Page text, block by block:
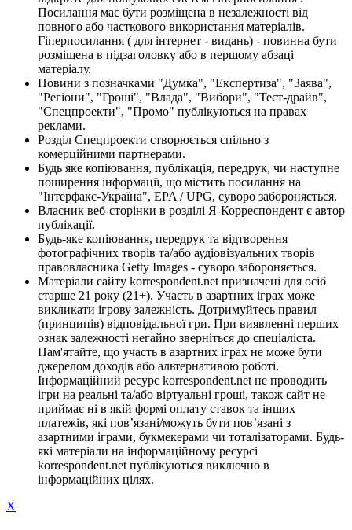
Посилання має бути розміщена в незалежності від
повного або часткового використання матеріалів.
Гіперпосилання ( для інтернет - видань) - повинна бути
розміщена в підзаголовку або в першому абзаці
матеріалу.
Новини з позначками "Думка", "Експертиза", "Заява",
"Регіони", "Гроші", "Влада", "Вибори", "Тест-драйв",
"Спецпроекти", "Промо" публікуються на правах
реклами.
Розділ Спецпроекти створюється спільно з
комерційними партнерами.
Будь яке копіювання, публікація, передрук, чи наступне
поширення інформації, що містить посилання на
"Інтерфакс-Україна", EPA / UPG, суворо забороняється.
Власник веб-сторінки в розділі Я-Корреспондент є автор
публікації.
Будь-яке копіювання, передрук та відтворення
фотографічних творів та/або аудіовізуальних творів
правовласника Getty Images - суворо забороняється.
Матеріали сайту korrespondent.net призначені для осіб
старше 21 року (21+). Участь в азартних іграх може
викликати ігрову залежність. Дотримуйтесь правил
(принципів) відповідальної гри. При виявленні перших
ознак залежності негайно зверніться до спеціаліста.
Пам'ятайте, що участь в азартних іграх не може бути
джерелом доходів або альтернативою роботі.
Інформаційний ресурс korrespondent.net не проводить
ігри на реальні та/або віртуальні гроші, також сайт не
приймає ні в якій формі оплату ставок та інших
платежів, які пов’язані/можуть бути пов’язані з
азартними іграми, букмекерами чи тоталізаторами. Будь-
які матеріали на інформаційному ресурсі
korrespondent.net публікуються виключно в
інформаційних цілях.
X